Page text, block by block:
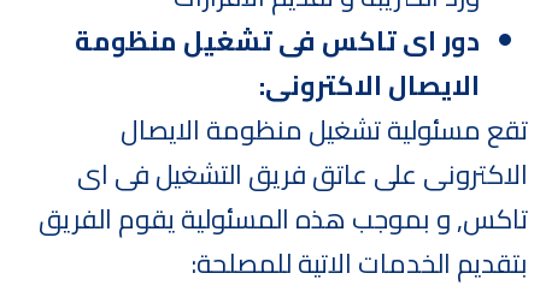
دور اى تاكس فى تشغيل منظومة
الايصال الاكترونى:
تقع مسئولية تشغيل منظومة الايصال
الاكترونى على عاتق فريق التشغيل فى اى
تاكس, و بموجب هذه المسئولية يقوم الفريق
بتقديم الخدمات الاتية للمصلحة: